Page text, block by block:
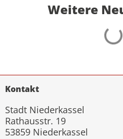
Weitere
Kontakt
Stadt Niederkassel
Rathausstr. 19
53859 Niederkassel